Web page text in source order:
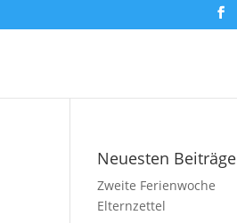
Neuesten Beiträge
Zweite Ferienwoche
Elternzettel